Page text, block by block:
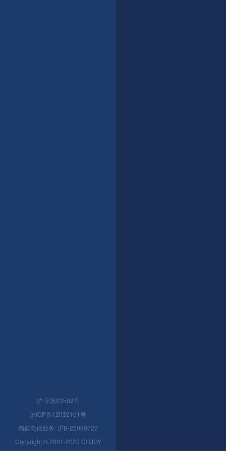
沪 字第03589号
沪ICP备12032161号
增值电信业务: 沪B-22090722
Copyright © 2001-2022 CGJOY